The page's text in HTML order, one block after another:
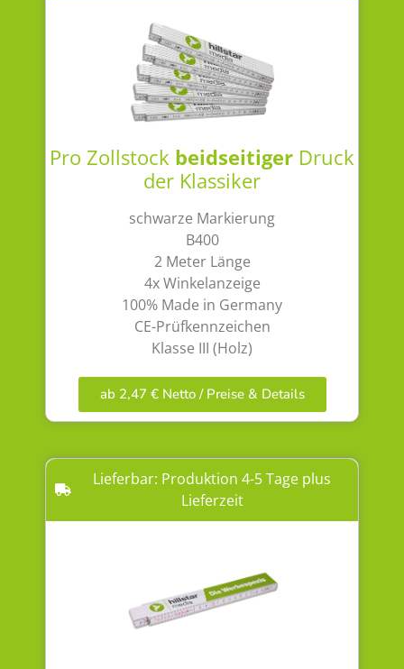
Pro Zollstock beidseitiger Druck
der Klassiker
schwarze Markierung
B400
2 Meter Länge
4x Winkelanzeige
100% Made in Germany
CE-Prüfkennzeichen
Klasse III (Holz)
ab 2,47 € Netto / Preise & Details
Lieferbar: Produktion 4-5 Tage plus
Lieferzeit